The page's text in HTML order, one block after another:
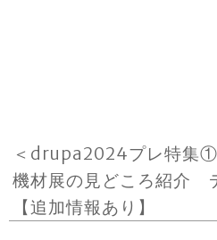
＜drupa2024プレ特集①
機材展の見どころ紹介
【追加情報あり】